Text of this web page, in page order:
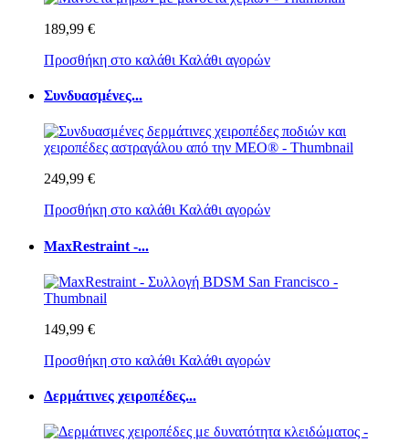
189,99 €
Προσθήκη στο καλάθι Καλάθι αγορών
Συνδυασμένες...
249,99 €
Προσθήκη στο καλάθι Καλάθι αγορών
MaxRestraint -...
149,99 €
Προσθήκη στο καλάθι Καλάθι αγορών
Δερμάτινες χειροπέδες...